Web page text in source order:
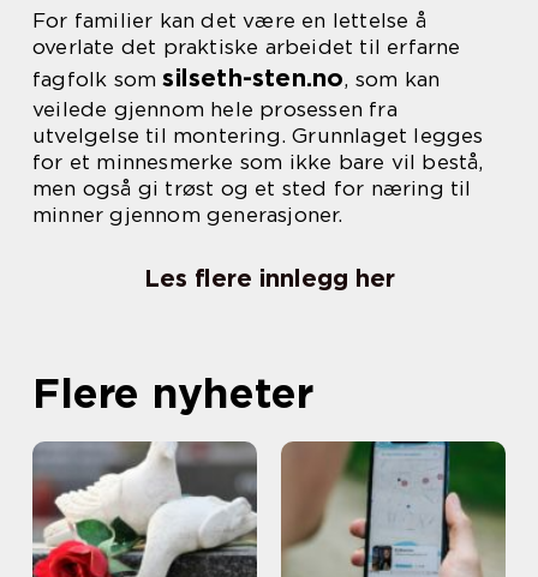
For familier kan det være en lettelse å
overlate det praktiske arbeidet til erfarne
fagfolk somsilseth-sten.no, som kan
veilede gjennom hele prosessen fra
utvelgelse til montering. Grunnlaget legges
for et minnesmerke som ikke bare vil bestå,
men også gi trøst og et sted for næring til
minner gjennom generasjoner.
Les flere innlegg her
Flere nyheter